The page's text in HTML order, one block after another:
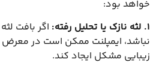
خواهد بود:
1. لثه نازک یا تحلیل رفته
: اگر بافت
نباشد، ایمپلنت ممکن است در معرض
زیبایی مشکل ایجاد کند.